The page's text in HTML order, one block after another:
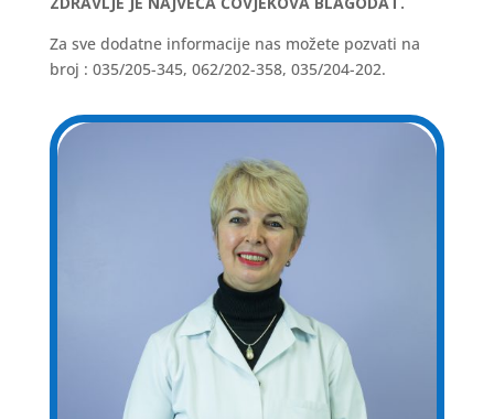
Za sve dodatne informacije nas možete pozvati na
broj : 035/205-345, 062/202-358, 035/204-202.